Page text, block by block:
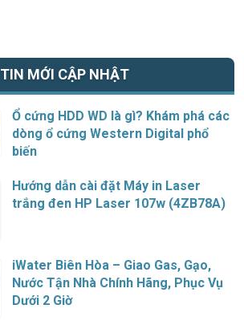
TIN MỚI CẬP NHẬT
Ổ cứng HDD WD là gì? Khám phá các
dòng ổ cứng Western Digital phổ
biến
Hướng dẫn cài đặt Máy in Laser
trắng đen HP Laser 107w (4ZB78A)
iWater Biên Hòa – Giao Gas, Gạo,
Nước Tận Nhà Chính Hãng, Phục Vụ
Dưới 2 Giờ